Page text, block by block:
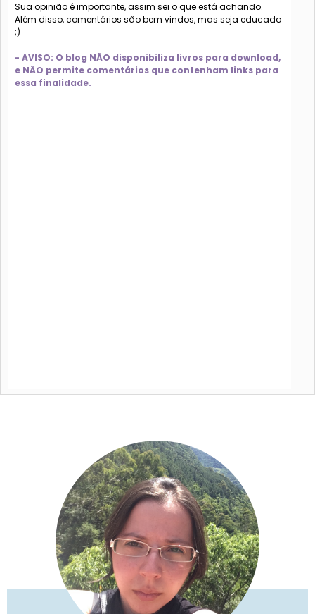
Sua opinião é importante, assim sei o que está achando.
Além disso, comentários são bem vindos, mas seja educado
;)
- AVISO: O blog NÃO disponibiliza livros para download,
e NÃO permite comentários que contenham links para
essa finalidade.